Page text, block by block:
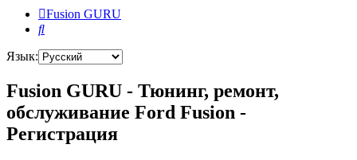
Fusion GURU
Поиск
Язык:
Fusion GURU - Тюнинг, ремонт,
обслуживание Ford Fusion -
Регистрация